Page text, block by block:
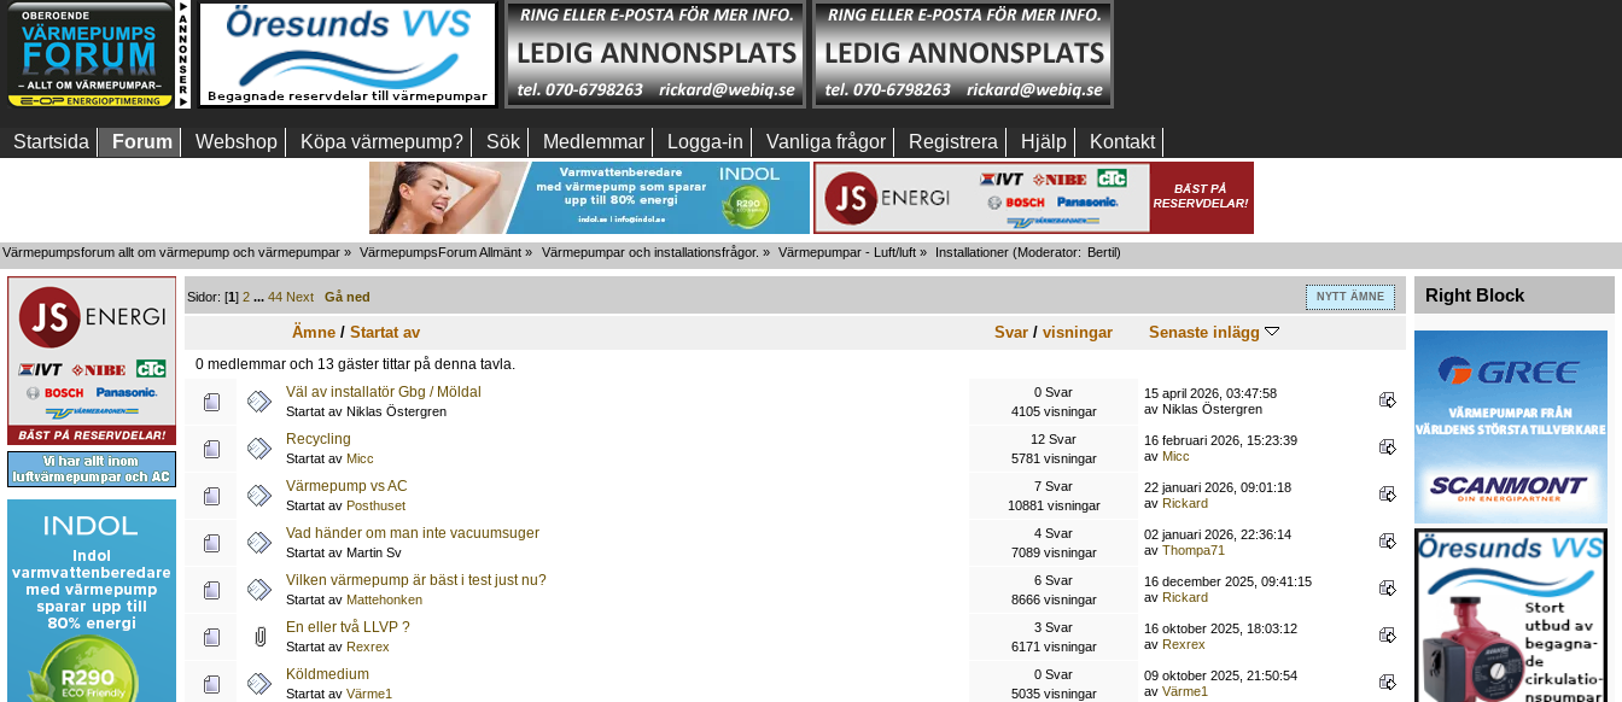
Startsida Forum Webshop Köpa värmepump? Sök Medlemmar Logga-in Vanliga frågor Registrera Hjälp Kontakt
Värmepumpsforum allt om värmepump och värmepumpar » VärmepumpsForum Allmänt » Värmepumpar och installationsfrågor. » Värmepumpar - Luft/luft» Installationer (Moderator: Bertil)
Sidor: [1]2 ...44 Next Gå ned NYTT ÄMNE
Ämne /Startat av Svar/ visningar Senaste inlägg
0 medlemmar och 13 gäster tittar på denna tavla.
Väl av installatör Gbg / Möldal
Startat av Niklas Östergren
0 Svar
4105 visningar
15 april 2026, 03:47:58
av Niklas Östergren
Recycling
Startat av Micc
12 Svar
5781 visningar
16 februari 2026, 15:23:39
av Micc
Värmepump vs AC
Startat av Posthuset
7 Svar
10881 visningar
22 januari 2026, 09:01:18
av Rickard
Vad händer om man inte vacuumsuger
Startat av Martin Sv
4 Svar
7089 visningar
02 januari 2026, 22:36:14
av Thompa71
Vilken värmepump är bäst i test just nu?
Startat av Mattehonken
6 Svar
8666 visningar
16 december 2025, 09:41:15
av Rickard
En eller två LLVP ?
Startat av Rexrex
3 Svar
6171 visningar
16 oktober 2025, 18:03:12
av Rexrex
Köldmedium
Startat av Värme1
0 Svar
5035 visningar
09 oktober 2025, 21:50:54
av Värme1
Right Block